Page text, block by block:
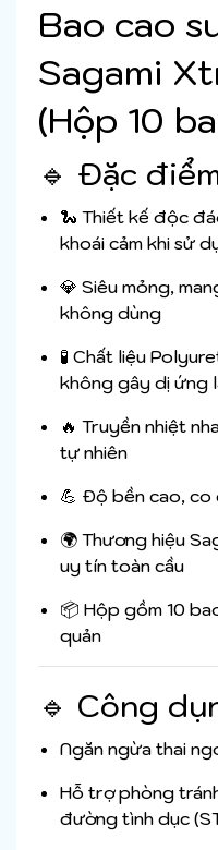
Bao cao
Sagami
(Hộp 10
🔹 Đặc
🐍 Thiết kế độc
khoái cảm khi sử
💎 Siêu mỏng,
không dùng
🧪 Chất liệu
không gây dị ứng
🔥 Truyền nhiệt
tự nhiên
💪 Độ bền cao, co
🌍 Thương hiệu
uy tín toàn cầu
📦 Hộp gồm 10
quản
🔹 Công
Ngăn ngừa thai
Hỗ trợ phòng
đường tình dục